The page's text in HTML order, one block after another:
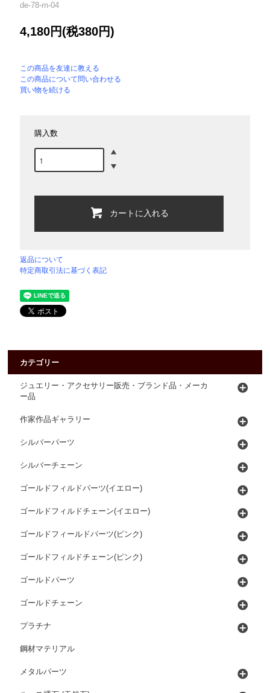
de-78-rn-04
4,180円(税380円)
この商品を友達に教える
この商品について問い合わせる
買い物を続ける
購入数
カートに入れる
返品について
特定商取引法に基づく表記
カテゴリー
ジュエリー・アクセサリー販売・ブランド品・メーカ
ー品
作家作品ギャラリー
シルバーパーツ
シルバーチェーン
ゴールドフィルドパーツ(イエロー)
ゴールドフィルドチェーン(イエロー)
ゴールドフィールドパーツ(ピンク)
ゴールドフィルドチェーン(ピンク)
ゴールドパーツ
ゴールドチェーン
プラチナ
鋼材マテリアル
メタルパーツ